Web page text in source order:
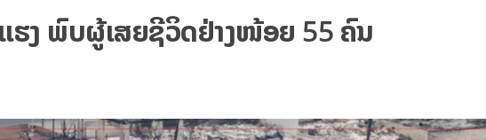
ແຮງ ພົບຜູ້ເສຍຊີວິດຢ່າງໜ້ອຍ 55 ຄົນ